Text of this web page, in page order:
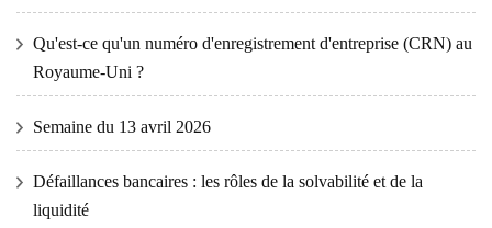
Qu'est-ce qu'un numéro d'enregistrement d'entreprise (CRN) au
Royaume-Uni ?
Semaine du 13 avril 2026
Défaillances bancaires : les rôles de la solvabilité et de la
liquidité